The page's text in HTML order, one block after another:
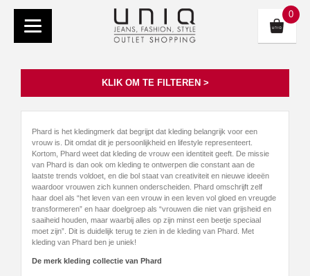
0
KLIK OM TE FILTEREN >
Phard is het kledingmerk dat begrijpt dat kleding belangrijk voor een
vrouw is. Dit omdat dit je persoonlijkheid en lifestyle representeert.
Kortom, Phard weet dat kleding de vrouw een identiteit geeft. De missie
van Phard is dan ook om kleding te ontwerpen die constant aan de
laatste trends voldoet, en die bol staat van creativiteit en nieuwe ideeën
waardoor vrouwen zich kunnen onderscheiden. Phard omschrijft zelf
haar doel als “het leven van een vrouw in een leven vol gloed en vreugde
transformeren” en haar doelgroep als “vrouwen die niet van grijsheid en
saaiheid houden, maar waarbij alles op zijn minst een beetje speciaal
moet zijn”. Dit is duidelijk terug te zien in de kleding van Phard. Met
kleding van Phard ben je uniek!
De merk kleding collectie van Phard